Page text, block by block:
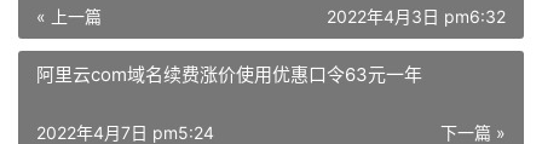
« 上一篇 2022年4月3日 pm6:32
阿里云com域名续费涨价使用优惠口令63元一年
下一篇 »
2022年4月7日 pm5:24